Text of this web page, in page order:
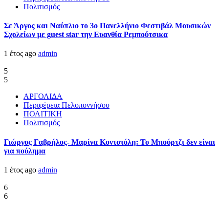
Πολιτισμός
Σε Άργος και Ναύπλιο το 3ο Πανελλήνιο Φεστιβάλ Μουσικών
Σχολείων με guest star την Ευανθία Ρεμπούτσικα
1 έτος ago admin
5
5
ΑΡΓΟΛΙΔΑ
Περιφέρεια Πελοποννήσου
ΠΟΛΙΤΙΚΗ
Πολιτισμός
Γιώργος Γαβρήλος- Μαρίνα Κοντοτόλη: Το Μπούρτζι δεν είναι
για πούλημα
1 έτος ago admin
6
6